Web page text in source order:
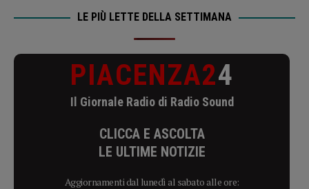
LE PIÙ LETTE DELLA SETTIMANA
PIACENZA24
Il Giornale Radio di Radio Sound
CLICCA E ASCOLTA
LE ULTIME NOTIZIE
Aggiornamenti dal lunedì al sabato alle ore: